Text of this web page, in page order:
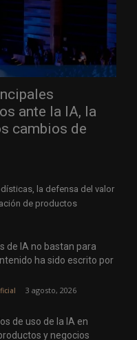
ante la IA, la
cambios de
la defensa del valor
de productos
de IA no bastan para
ha sido escrito por
3 agosto, 2026
de uso de la IA en
y negocios